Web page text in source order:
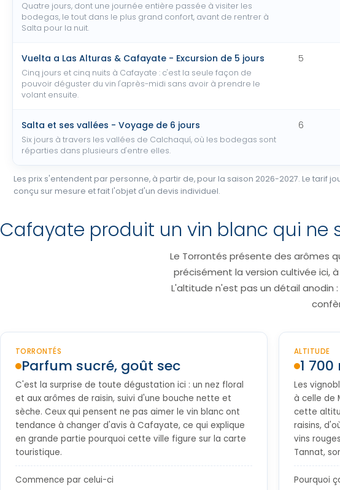
Quatre jours, dont une journée entière passée à visiter les
bodegas, le tout dans le plus grand confort, avant de rentrer à
Salta pour la nuit.
Vuelta a Las Alturas & Cafayate - Excursion de 5 jours
Cinq jours et cinq nuits à Cafayate : c'est la seule façon de
pouvoir déguster du vin l'après-midi sans avoir à prendre le
volant ensuite.
5
Salta et ses vallées - Voyage de 6 jours
Six jours à travers les vallées de Calchaquí, où les bodegas sont
réparties dans plusieurs d'entre elles.
6
Les prix s'entendent par personne, à partir de, pour la saison 2026-2027. Le
conçu sur mesure et fait l'objet d'un devis individuel.
Cafayate produit un vin blanc qui
Le Torrontés présente des arômes
précisément la version cultivée ici,
L'altitude n'est pas un détail anodin
TORRONTÉS
Parfum sucré, goût sec
C'est la surprise de toute dégustation ici : un nez floral
et aux arômes de raisin, suivi d'une bouche nette et
sèche. Ceux qui pensent ne pas aimer le vin blanc ont
tendance à changer d'avis à Cafayate, ce qui explique
en grande partie pourquoi cette ville figure sur la carte
touristique.
Commence par celui-ci
ALTITUDE
1
Les
à celle de
cette
raisins,
vins
Tannat,
Pourquoi